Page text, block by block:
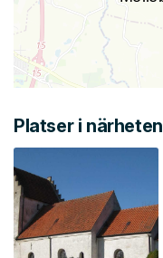
Platser i närheten